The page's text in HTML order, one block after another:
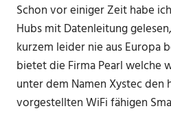
Schon vor einiger Zeit habe
Hubs mit Datenleitung
kurzem leider nie aus Europa
bietet die Firma Pearl welche
unter dem Namen Xystec den
vorgestellten WiFi fähigen